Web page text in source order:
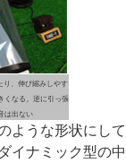
り、伸び縮みしやす
くなる。逆に引っ張
は出ない
ような形状にして
イナミック型の中